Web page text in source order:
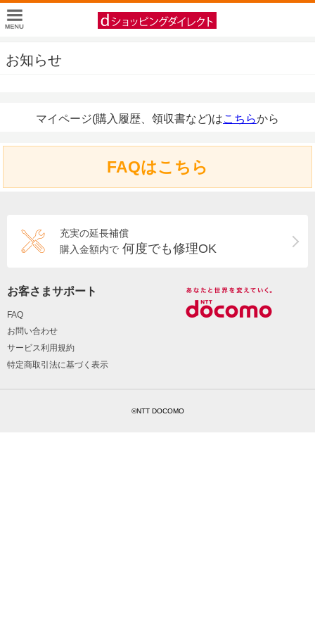
お知らせ
マイページ(購入履歴、領収書など)はこちらから
FAQはこちら
充実の延長補償
購入金額内で 何度でも修理OK
お客さまサポート
FAQ
お問い合わせ
サービス利用規約
特定商取引法に基づく表示
©NTT DOCOMO